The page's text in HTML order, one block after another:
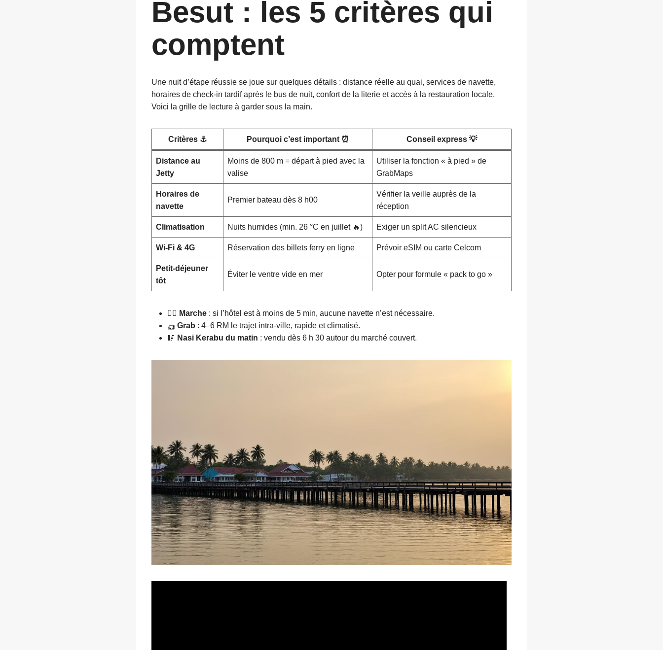
Besut : les 5 critères qui
comptent
Une nuit d’étape réussie se joue sur quelques détails : distance réelle au quai, services de navette,
horaires de check-in tardif après le bus de nuit, confort de la literie et accès à la restauration locale.
Voici la grille de lecture à garder sous la main.
Critères ⚓ Pourquoi c’est important ⏰ Conseil express 💡
Distance au
Jetty
Moins de 800 m = départ à pied avec la
valise
Utiliser la fonction « à pied » de
GrabMaps
Horaires de
navette
Premier bateau dès 8 h00
Vérifier la veille auprès de la
réception
Climatisation Nuits humides (min. 26 °C en juillet 🔥) Exiger un split AC silencieux
Wi-Fi & 4G Réservation des billets ferry en ligne Prévoir eSIM ou carte Celcom
Petit-déjeuner
tôt
Éviter le ventre vide en mer Opter pour formule « pack to go »
🚶‍♂️ Marche : si l’hôtel est à moins de 5 min, aucune navette n’est nécessaire.
🛺 Grab : 4–6 RM le trajet intra-ville, rapide et climatisé.
🥢 Nasi Kerabu du matin : vendu dès 6 h 30 autour du marché couvert.